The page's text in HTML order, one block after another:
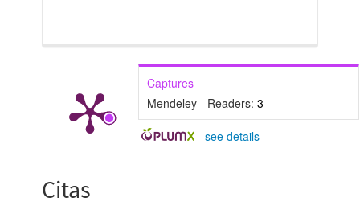
Captures
Mendeley - Readers:3
-see details
Citas